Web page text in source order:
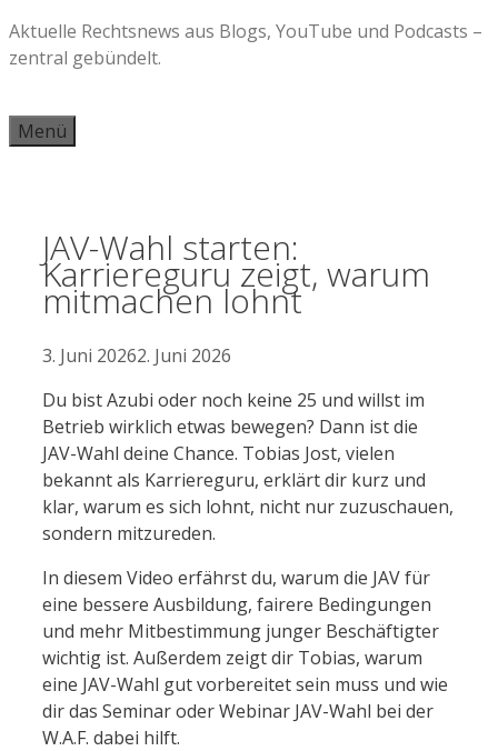
Zum
Inhalt
Aktuelle Rechtsnews aus Blogs, YouTube und Podcasts –
zentral gebündelt.
Menü
JAV-Wahl starten:
Karriereguru zeigt, warum
mitmachen lohnt
3. Juni 20262. Juni 2026
Du bist Azubi oder noch keine 25 und willst im
Betrieb wirklich etwas bewegen? Dann ist die
JAV-Wahl deine Chance. Tobias Jost, vielen
bekannt als Karriereguru, erklärt dir kurz und
klar, warum es sich lohnt, nicht nur zuzuschauen,
sondern mitzureden.
In diesem Video erfährst du, warum die JAV für
eine bessere Ausbildung, fairere Bedingungen
und mehr Mitbestimmung junger Beschäftigter
wichtig ist. Außerdem zeigt dir Tobias, warum
eine JAV-Wahl gut vorbereitet sein muss und wie
dir das Seminar oder Webinar JAV-Wahl bei der
W.A.F. dabei hilft.